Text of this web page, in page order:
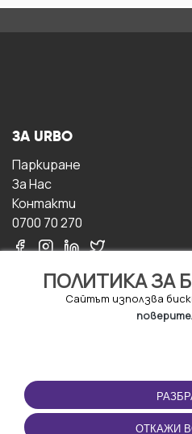
ПОЛИТИКА ЗА
Сайтът използва
ОТКАЖИ
ЗА URBO
Паркиране
За Hас
Контакти
0700 70 270
ПОЛЗВАНЕ
Правила и условия за
ползване